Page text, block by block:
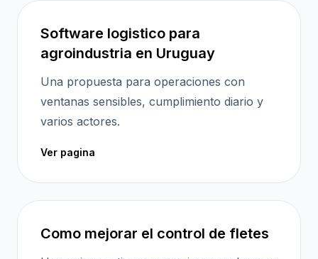
Software logistico para
agroindustria en Uruguay
Una propuesta para operaciones con
ventanas sensibles, cumplimiento diario y
varios actores.
Ver pagina
Como mejorar el control de fletes